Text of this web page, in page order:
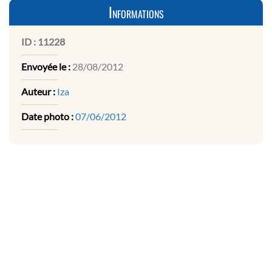
Informations
ID : 11228
Envoyée le : 28/08/2012
Auteur : Iza
Date photo :07/06/2012